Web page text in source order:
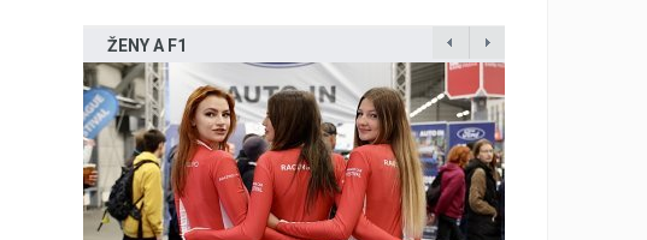
ŽENY A F1